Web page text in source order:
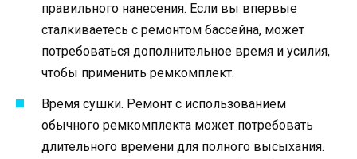
правильного нанесения. Если вы впервые
сталкиваетесь с ремонтом бассейна, может
потребоваться дополнительное время и усилия,
чтобы применить ремкомплект.
Время сушки. Ремонт с использованием
обычного ремкомплекта может потребовать
длительного времени для полного высыхания.